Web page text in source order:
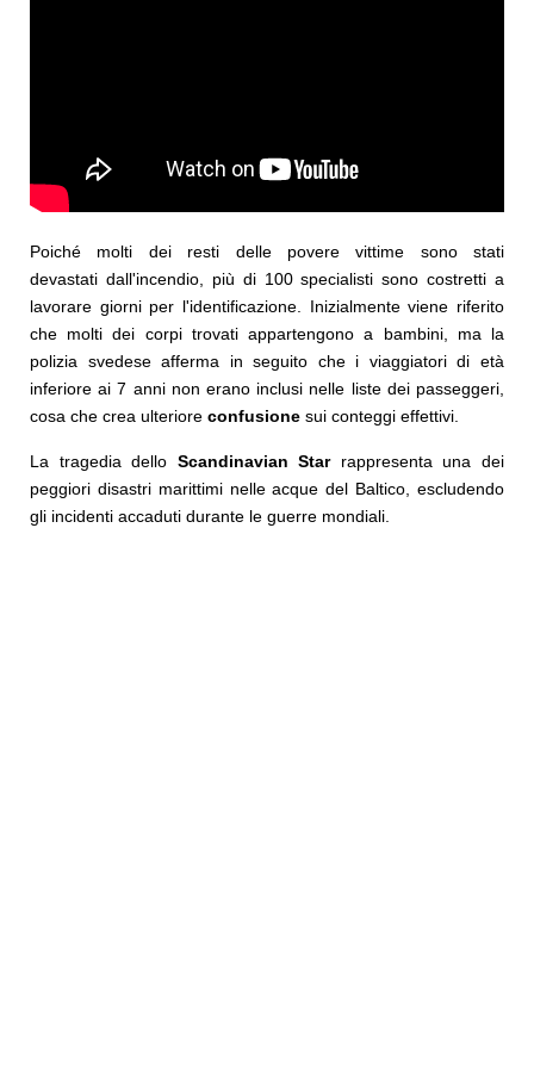
Poiché molti dei resti delle povere vittime sono stati
devastati dall'incendio, più di 100 specialisti sono costretti a
lavorare giorni per l'identificazione. Inizialmente viene riferito
che molti dei corpi trovati appartengono a bambini, ma la
polizia svedese afferma in seguito che i viaggiatori di età
inferiore ai 7 anni non erano inclusi nelle liste dei passeggeri,
cosa che crea ulteriore confusione sui conteggi effettivi.
La tragedia dello Scandinavian Starrappresenta una dei
peggiori disastri marittimi nelle acque del Baltico, escludendo
gli incidenti accaduti durante le guerre mondiali.